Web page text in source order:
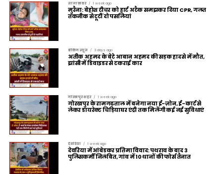
ताज़ा ख़बर 1 week ago
मुरैना: बेहोश टीचर को हार्ट अटैक समझकर दिया CPR, गलत
तकनीक से टूटीं दो पसलियां
ब्रेकिंग न्यूज़ 3 days ago
अतीक अहमद के बेटे आबान अहमद की सड़क हादसे में मौत,
झांसी में डिवाइडर से टकराई कार
गोरखपुर शहर 1 week ago
गोरखपुर के रामगढ़ताल में बनेगा नया ई-ज़ोन, ई-कार्ट से
लेकर डायरेक्ट चिड़ियाघर एंट्री तक मिलेंगी कई नई सुविधाएं
देवरिया 1 week ago
देवरिया में आंबेडकर प्रतिमा विवाद: पथराव के बाद 3
पुलिसकर्मी निलंबित, गांव में 10 थानों की फोर्स तैनात